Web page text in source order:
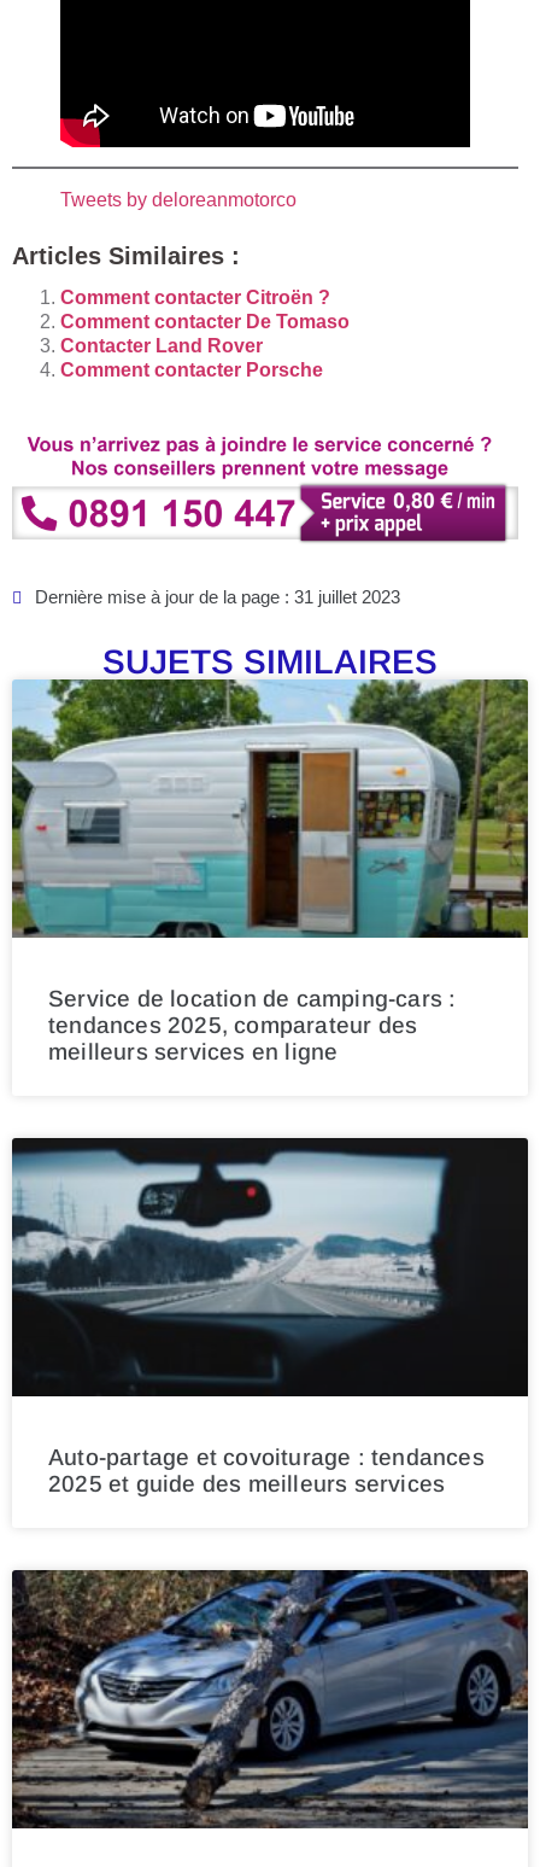
Tweets by deloreanmotorco
Articles Similaires :
Comment contacter Citroën ?
Comment contacter De Tomaso
Contacter Land Rover
Comment contacter Porsche
Dernière mise à jour de la page : 31 juillet 2023
SUJETS SIMILAIRES
Service de location de camping-cars :
tendances 2025, comparateur des
meilleurs services en ligne
Auto-partage et covoiturage : tendances
2025 et guide des meilleurs services